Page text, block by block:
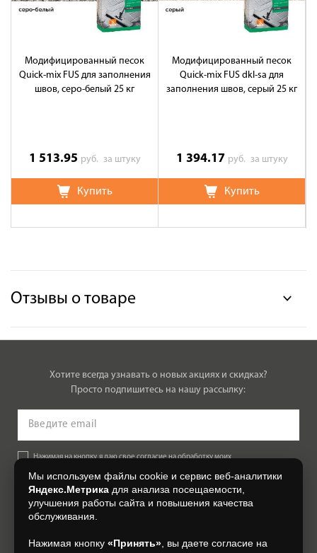
Модифицированный песок
Quick-mix FUS для заполнения
швов, серо-белый 25 кг
1 513.95 руб. за штуку
Купить
Модифицированный песок
Quick-mix FUS dkl-sa для
заполнения швов, серый 25 кг
1 394.17 руб. за штуку
Купить
Отзывы о товаре
Хотите всегда узнавать о новых акциях и скидках?
Просто подпишитесь на нашу рассылку:
Нажимая на кнопку, я даю свое согласие на обработку моих
Согласии на обработку персональных данных.
Мы используем файлы cookie и сервис веб-аналитики
Яндекс.Метрика для анализа посещаемости,
улучшения работы сайта и повышения качества
обслуживания.
Нажимая кнопку «Принять» , вы даете согласие на